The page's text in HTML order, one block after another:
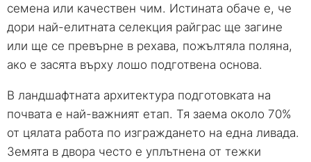
семена или качествен чим. Истината обаче е, че
дори най-елитната селекция райграс ще загине
или ще се превърне в рехава, пожълтяла поляна,
ако е засята върху лошо подготвена основа.
В ландшафтната архитектура подготовката на
почвата е най-важният етап. Тя заема около 70%
от цялата работа по изграждането на една ливада.
Земята в двора често е уплътнена от тежки